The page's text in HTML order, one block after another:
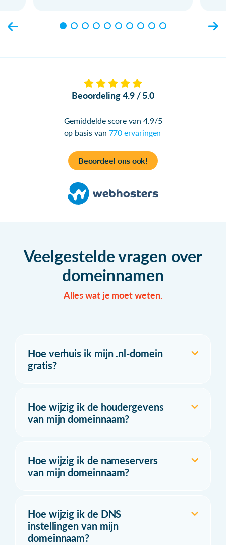
Beoordeling 4.9 / 5.0
Gemiddelde score van 4.9/5
op basis van 770 ervaringen
Beoordeel ons ook!
Veelgestelde vragen over
domeinnamen
Alles wat je moet weten.
Hoe verhuis ik mijn .nl-domein
gratis?
Hoe wijzig ik de houdergevens
van mijn domeinnaam?
Hoe wijzig ik de nameservers
van mijn domeinnaam?
Hoe wijzig ik de DNS
instellingen van mijn
domeinnaam?